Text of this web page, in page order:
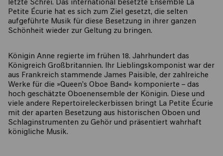
letzte Schrei. Das international besetzte Ensemble La
Petite Écurie hat es sich zum Ziel gesetzt, die selten
aufgeführte Musik für diese Besetzung in ihrer ganzen
Schönheit wieder zur Geltung zu bringen.
Königin Anne regierte im frühen 18. Jahrhundert das
Königreich Großbritannien. Ihr Lieblingskomponist war der
aus Frankreich stammende James Paisible, der zahlreiche
Werke für die »Queen’s Oboe Band« komponierte – das
hoch geschätzte Oboenensemble der Königin. Diese und
viele andere Repertoireleckerbissen bringt La Petite Écurie
mit der aparten Besetzung aus historischen Oboen und
Schlaginstrumenten zu Gehör und präsentiert wahrhaft
königliche Musik.